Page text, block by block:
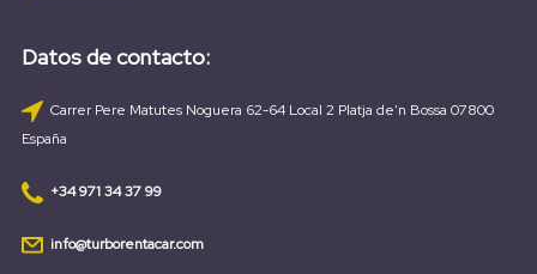
Datos de contacto:
Carrer Pere Matutes Noguera 62-64 Local 2 Platja de'n Bossa 07800
España
+34 971 34 37 99
info@turborentacar.com